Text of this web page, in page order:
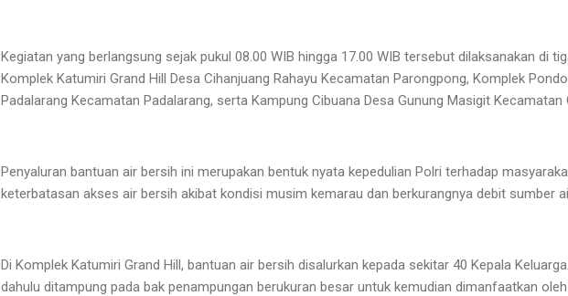
Kegiatan yang berlangsung sejak pukul 08.00 WIB hingga 17.00 WIB tersebut dilaksanakan di
Komplek Katumiri Grand Hill Desa Cihanjuang Rahayu Kecamatan Parongpong, Komplek
Padalarang Kecamatan Padalarang, serta Kampung Cibuana Desa Gunung Masigit Kecamatan
Penyaluran bantuan air bersih ini merupakan bentuk nyata kepedulian Polri terhadap
keterbatasan akses air bersih akibat kondisi musim kemarau dan berkurangnya debit sumber
Di Komplek Katumiri Grand Hill, bantuan air bersih disalurkan kepada sekitar 40 Kepala
dahulu ditampung pada bak penampungan berukuran besar untuk kemudian dimanfaatkan